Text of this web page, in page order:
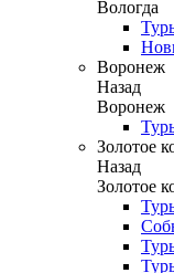
Вологда
Воронеж
Назад
Воронеж
Золотое
Назад
Золотое